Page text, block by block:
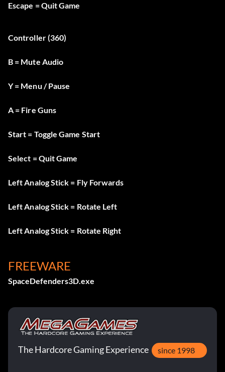
Escape = Quit Game
Controller (360)
B = Mute Audio
Y = Menu / Pause
A = Fire Guns
Start = Toggle Game Start
Select = Quit Game
Left Analog Stick = Fly Forwards
Left Analog Stick = Rotate Left
Left Analog Stick = Rotate Right
FREEWARE
SpaceDefenders3D.exe
The Hardcore Gaming Experience since 1998